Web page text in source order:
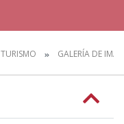
TURISMO GALERÍA DE